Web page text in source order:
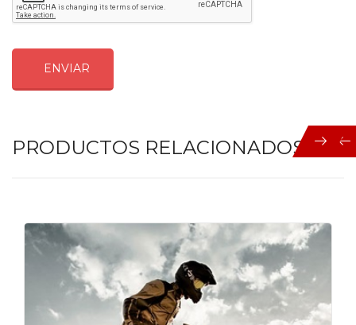
ENVIAR
PRODUCTOS RELACIONADOS